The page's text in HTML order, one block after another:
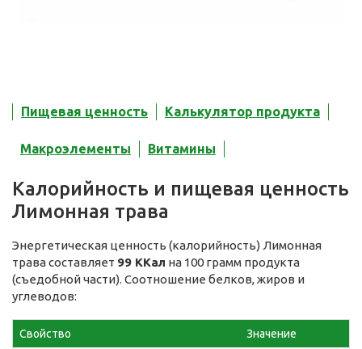
Пищевая ценность Калькулятор продукта
Макроэлементы Витамины
Калорийность и пищевая ценность
Лимонная трава
Энергетическая ценность (калорийность) Лимонная
трава составляет 99 ККал на 100 грамм продукта
(съедобной части). Соотношение белков, жиров и
углеводов:
Свойство Значение